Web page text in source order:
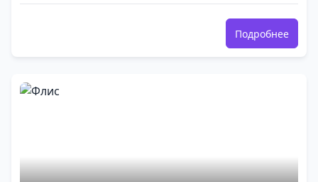
Подробнее